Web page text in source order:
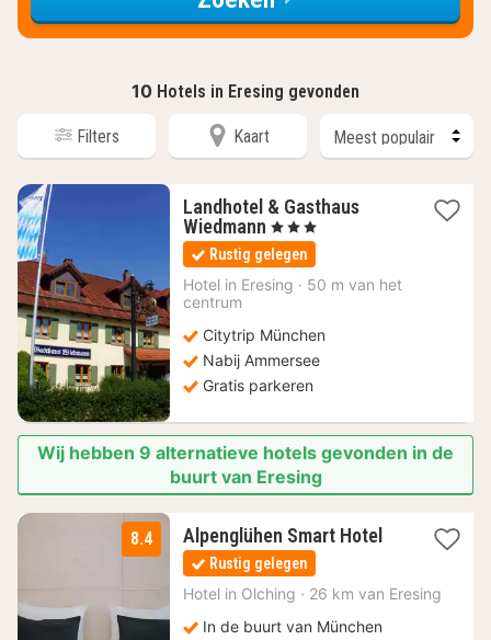
10 Hotels in Eresing gevonden
Filters Kaart
Landhotel & Gasthaus
Wiedmann 1
nacht
vanaf
81,76
, 3 Sterren
Rustig gelegen
Hotel in Eresing · 50 m van het
centrum
Citytrip München
Nabij Ammersee
Gratis parkeren
Wij hebben 9 alternatieve hotels gevonden in de
buurt van Eresing
8.4 Alpenglühen Smart Hotel2
nachten
64
Rustig gelegen
Hotel in Olching · 26 km van Eresing
In de buurt van München